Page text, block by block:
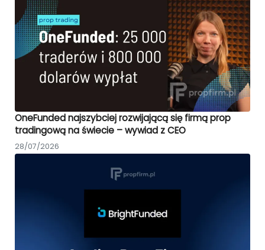
OneFunded najszybciej rozwijającą się firmą prop
tradingową na świecie – wywiad z CEO
28/07/2026